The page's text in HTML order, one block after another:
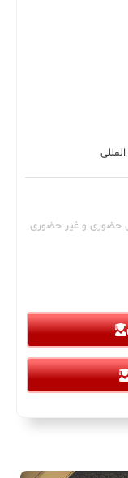
حضوری و غیر حضوری